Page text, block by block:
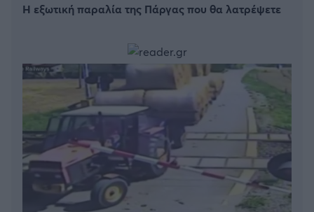
Η εξωτική παραλία της Πάργας που θα λατρέψετε